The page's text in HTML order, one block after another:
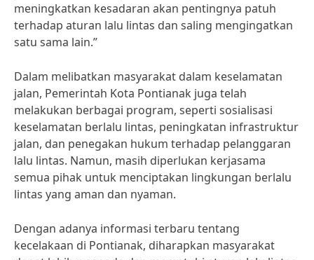
meningkatkan kesadaran akan pentingnya patuh
terhadap aturan lalu lintas dan saling mengingatkan
satu sama lain.”
Dalam melibatkan masyarakat dalam keselamatan
jalan, Pemerintah Kota Pontianak juga telah
melakukan berbagai program, seperti sosialisasi
keselamatan berlalu lintas, peningkatan infrastruktur
jalan, dan penegakan hukum terhadap pelanggaran
lalu lintas. Namun, masih diperlukan kerjasama
semua pihak untuk menciptakan lingkungan berlalu
lintas yang aman dan nyaman.
Dengan adanya informasi terbaru tentang
kecelakaan di Pontianak, diharapkan masyarakat